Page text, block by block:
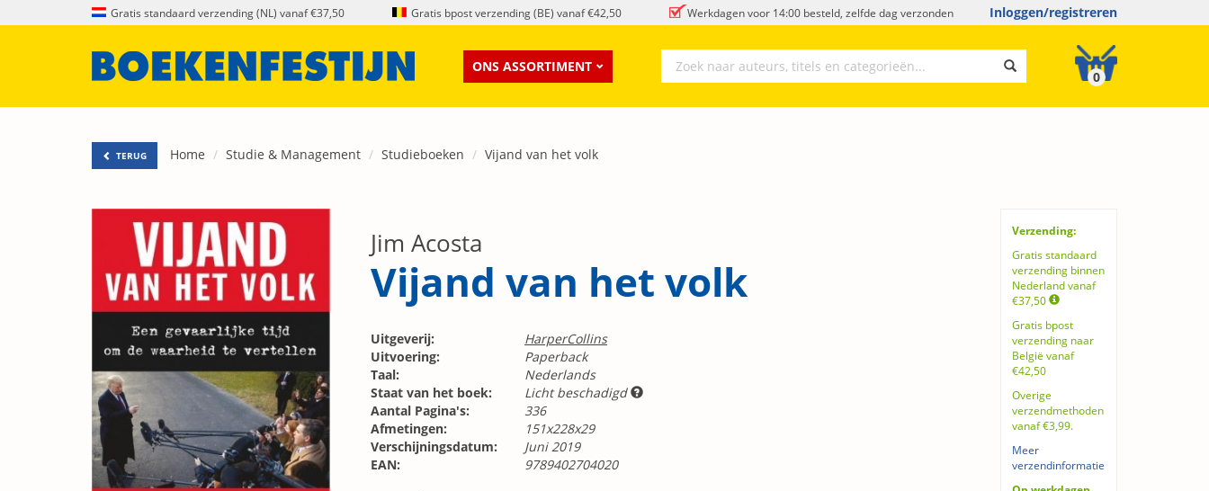
Gratis standaard verzending (NL) vanaf €37,50 Gratis bpost verzending (BE) vanaf €42,50 Werkdagen voor 14:00 besteld, zelfde dag verzonden Inloggen/registreren
ONS ASSORTIMENT
0
TERUG Home Studie & Management Studieboeken Vijand van het volk
Verzending:
Gratis standaard
verzending binnen
Nederland vanaf
€37,50
Gratis bpost
verzending naar
België vanaf
€42,50
Overige
verzendmethoden
vanaf €3,99.
Meer
verzendinformatie
Jim Acosta
Vijand van het volk
Uitgeverij:
HarperCollins
Uitvoering:
Paperback
Taal:
Nederlands
Staat van het boek:
Licht beschadigd
Aantal Pagina's:
336
Afmetingen:
151x228x29
Verschijningsdatum:
Juni 2019
EAN:
9789402704020